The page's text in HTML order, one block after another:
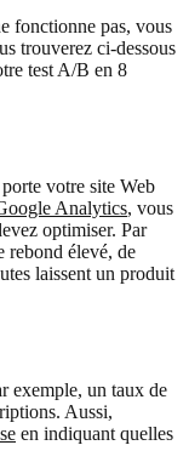
fonctionne pas, vous
trouverez ci-dessous
test A/B en 8
votre site Web
Analytics, vous
optimiser. Par
rebond élevé, de
laissent un produit
exemple, un taux de
Aussi,
en indiquant quelles